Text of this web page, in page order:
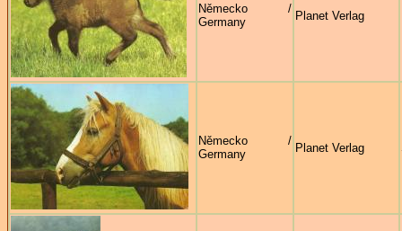
Německo /
Germany
Planet Verlag
Německo /
Germany
Planet Verlag